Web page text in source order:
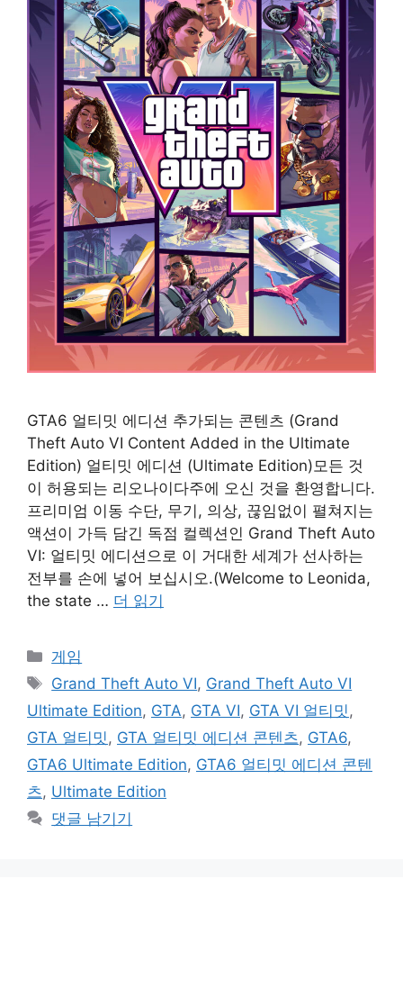
GTA6 얼티밋 에디션 추가되는 콘텐츠 (Grand
Theft Auto VI Content Added in the Ultimate
Edition) 얼티밋 에디션 (Ultimate Edition)모든 것
이 허용되는 리오나이다주에 오신 것을 환영합니다.
프리미엄 이동 수단, 무기, 의상, 끊임없이 펼쳐지는
액션이 가득 담긴 독점 컬렉션인 Grand Theft Auto
VI: 얼티밋 에디션으로 이 거대한 세계가 선사하는
전부를 손에 넣어 보십시오.(Welcome to Leonida,
the state … 더 읽기
카
테
리
게임
태
Grand Theft Auto VI, Grand Theft Auto VI
Ultimate Edition, GTA, GTA VI, GTA VI 얼티밋 ,
GTA 얼티밋 , GTA 얼티밋 에디션 콘텐츠, GTA6,
GTA6 Ultimate Edition, GTA6 얼티밋 에디션 콘텐
츠, Ultimate Edition
댓글 남기기